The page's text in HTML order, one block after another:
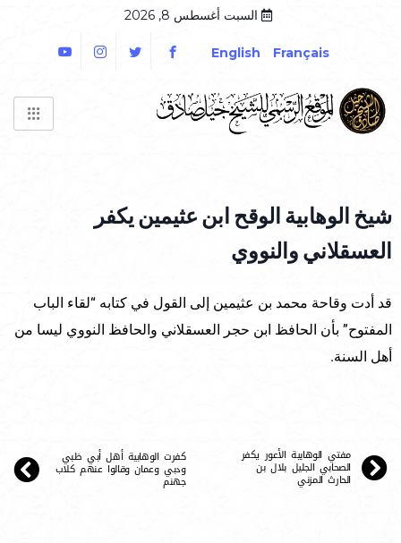
السبت أغسطس 8, 2026
Français
English
شيخ الوهابية الوقح ابن عثيمين يكفر
العسقلاني والنووي
قد أدت وقاحة محمد بن عثيمين إلى القول في كتابه “لقاء الباب
المفتوح” بأن الحافظ ابن حجر العسقلاني والحافظ النووي ليسا من
أهل السنة.
مفتي الوهابية الأعور يكفر
الصحابي الجليل بلال بن
الحارث المزني
كفرت الوهابية أهل أبي ظبي
ودبي وعمان وقالوا عنهم كلاب
جهنم